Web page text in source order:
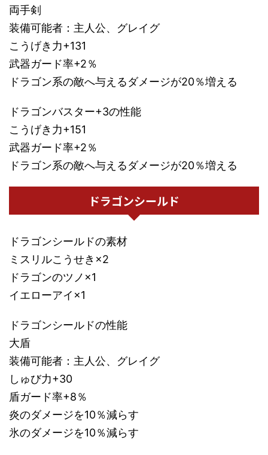
両手剣
装備可能者：主人公、グレイグ
こうげき力+131
武器ガード率+2％
ドラゴン系の敵へ与えるダメージが20％増える
ドラゴンバスター+3の性能
こうげき力+151
武器ガード率+2％
ドラゴン系の敵へ与えるダメージが20％増える
ドラゴンシールド
ドラゴンシールドの素材
ミスリルこうせき×2
ドラゴンのツノ×1
イエローアイ×1
ドラゴンシールドの性能
大盾
装備可能者：主人公、グレイグ
しゅび力+30
盾ガード率+8％
炎のダメージを10％減らす
氷のダメージを10％減らす